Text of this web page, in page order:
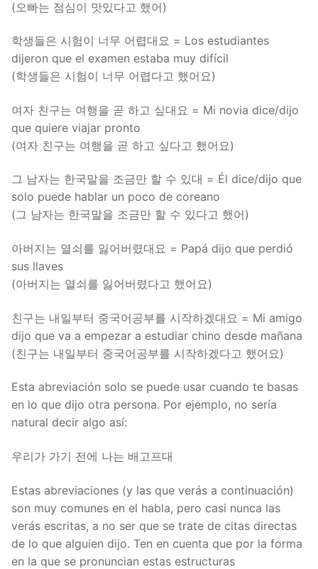
(오빠는 점심이 맛있다고 했어)
학생들은 시험이 너무 어렵대요 = Los estudiantes
dijeron que el examen estaba muy difícil
(학생들은 시험이 너무 어렵다고 했어요)
여자 친구는 여행을 곧 하고 싶대요 = Mi novia dice/dijo
que quiere viajar pronto
(여자 친구는 여행을 곧 하고 싶다고 했어요)
그 남자는 한국말을 조금만 할 수 있대 = Él dice/dijo que
solo puede hablar un poco de coreano
(그 남자는 한국말을 조금만 할 수 있다고 했어)
아버지는 열쇠를 잃어버렸대요 = Papá dijo que perdió
sus llaves
(아버지는 열쇠를 잃어버렸다고 했어요)
친구는 내일부터 중국어공부를 시작하겠대요 = Mi amigo
dijo que va a empezar a estudiar chino desde mañana
(친구는 내일부터 중국어공부를 시작하겠다고 했어요)
Esta abreviación solo se puede usar cuando te basas
en lo que dijo otra persona. Por ejemplo, no sería
natural decir algo así:
우리가 가기 전에 나는 배고프대
Estas abreviaciones (y las que verás a continuación)
son muy comunes en el habla, pero casi nunca las
verás escritas, a no ser que se trate de citas directas
de lo que alguien dijo. Ten en cuenta que por la forma
en la que se pronuncian estas estructuras